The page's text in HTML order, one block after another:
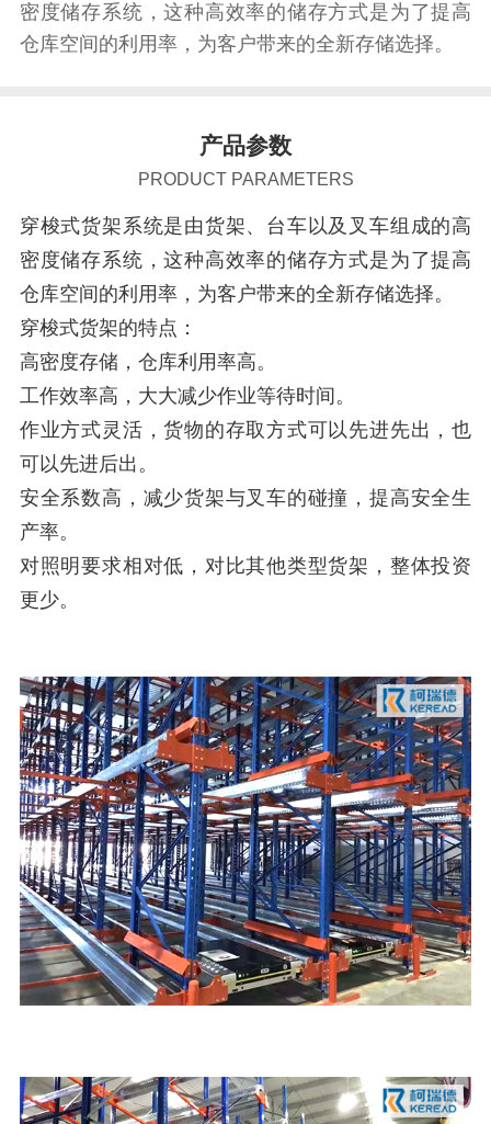
密度储存系统，这种高效率的储存方式是为了提高
仓库空间的利用率，为客户带来的全新存储选择。
产品参数
PRODUCT PARAMETERS
穿梭式货架系统是由货架、台车以及叉车组成的高
密度储存系统，这种高效率的储存方式是为了提高
仓库空间的利用率，为客户带来的全新存储选择。
穿梭式货架的特点：
高密度存储，仓库利用率高。
工作效率高，大大减少作业等待时间。
作业方式灵活，货物的存取方式可以先进先出，也
可以先进后出。
安全系数高，减少货架与叉车的碰撞，提高安全生
产率。
对照明要求相对低，对比其他类型货架，整体投资
更少。